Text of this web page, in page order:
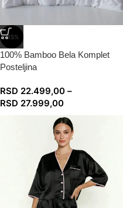
-15%
100% Bamboo Bela Komplet
Posteljina
RSD 22.499,00 –
RSD 27.999,00